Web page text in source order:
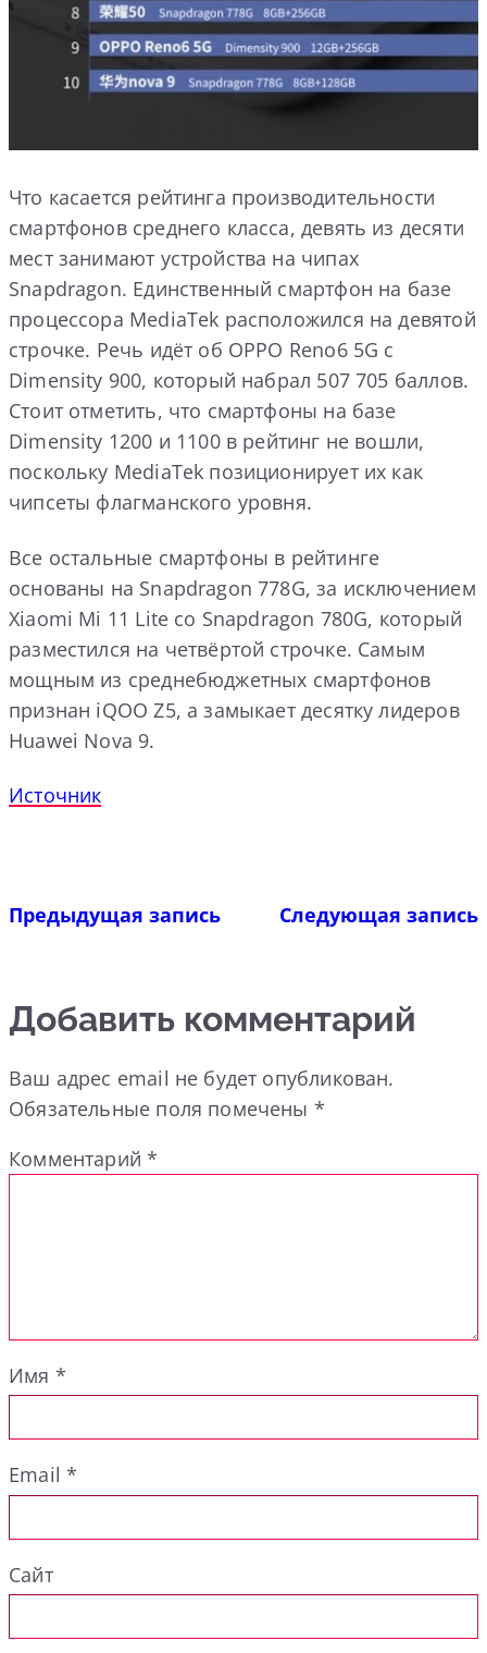
Что касается рейтинга производительности
смартфонов среднего класса, девять из десяти
мест занимают устройства на чипах
Snapdragon. Единственный смартфон на базе
процессора MediaTek расположился на девятой
строчке. Речь идёт об OPPO Reno6 5G с
Dimensity 900, который набрал 507 705 баллов.
Стоит отметить, что смартфоны на базе
Dimensity 1200 и 1100 в рейтинг не вошли,
поскольку MediaTek позиционирует их как
чипсеты флагманского уровня.
Все остальные смартфоны в рейтинге
основаны на Snapdragon 778G, за исключением
Xiaomi Mi 11 Lite со Snapdragon 780G, который
разместился на четвёртой строчке. Самым
мощным из среднебюджетных смартфонов
признан iQOO Z5, а замыкает десятку лидеров
Huawei Nova 9.
Источник
Предыдущая запись Следующая запись
Добавить комментарий
Ваш адрес email не будет опубликован.
Обязательные поля помечены *
Комментарий*
Имя *
Email*
Сайт